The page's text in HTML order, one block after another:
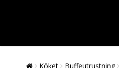
Köket Buffeutrustning